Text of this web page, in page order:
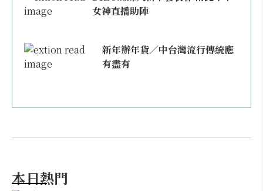
女神直播助陣
新年辦年貨／中台灣流行傳統應
有盡有
本日熱門